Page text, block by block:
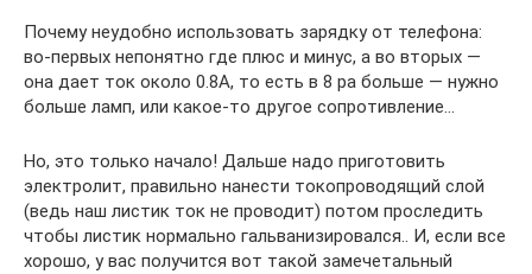
Почему неудобно использовать зарядку от телефона:
во-первых непонятно где плюс и минус, а во вторых —
она дает ток около 0.8А, то есть в 8 ра больше — нужно
больше ламп, или какое-то другое сопротивление…
Но, это только начало! Дальше надо приготовить
электролит, правильно нанести токопроводящий слой
(ведь наш листик ток не проводит) потом проследить
чтобы листик нормально гальванизировался.. И, если все
хорошо, у вас получится вот такой замечетальный